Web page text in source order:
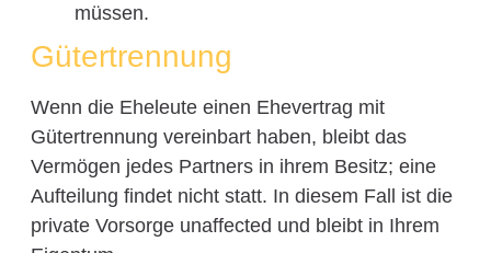
müssen.
Gütertrennung
Wenn die Eheleute einen Ehevertrag mit
Gütertrennung vereinbart haben, bleibt das
Vermögen jedes Partners in ihrem Besitz; eine
Aufteilung findet nicht statt. In diesem Fall ist die
private Vorsorge unaffected und bleibt in Ihrem